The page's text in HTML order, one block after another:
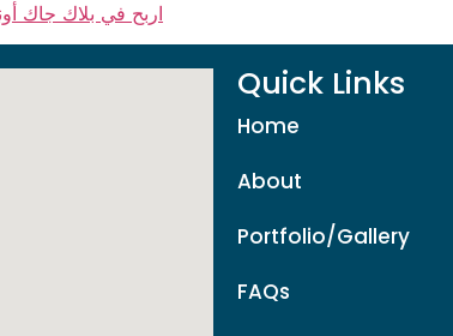
اربح في بلاك جاك
Quick Links
Home
About
Portfolio/Gallery
FAQs